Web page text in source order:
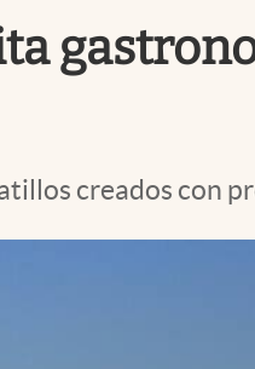
creados con